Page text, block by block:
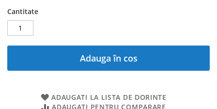
Cantitate
Adauga în cos
ADAUGATI LA LISTA DE DORINTE
ADAUGATI PENTRU COMPARARE